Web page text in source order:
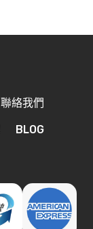
聯絡我們
BLOG